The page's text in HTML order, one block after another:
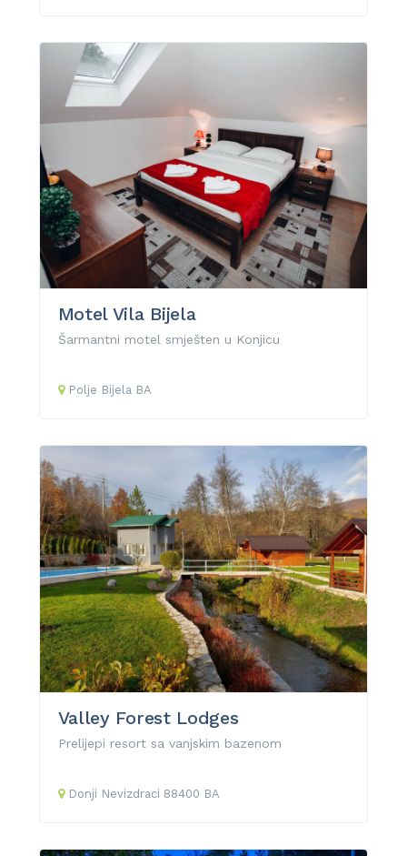
Motel Vila Bijela
Šarmantni motel smješten u Konjicu
Polje Bijela BA
Valley Forest Lodges
Prelijepi resort sa vanjskim bazenom
Donji Nevizdraci 88400 BA